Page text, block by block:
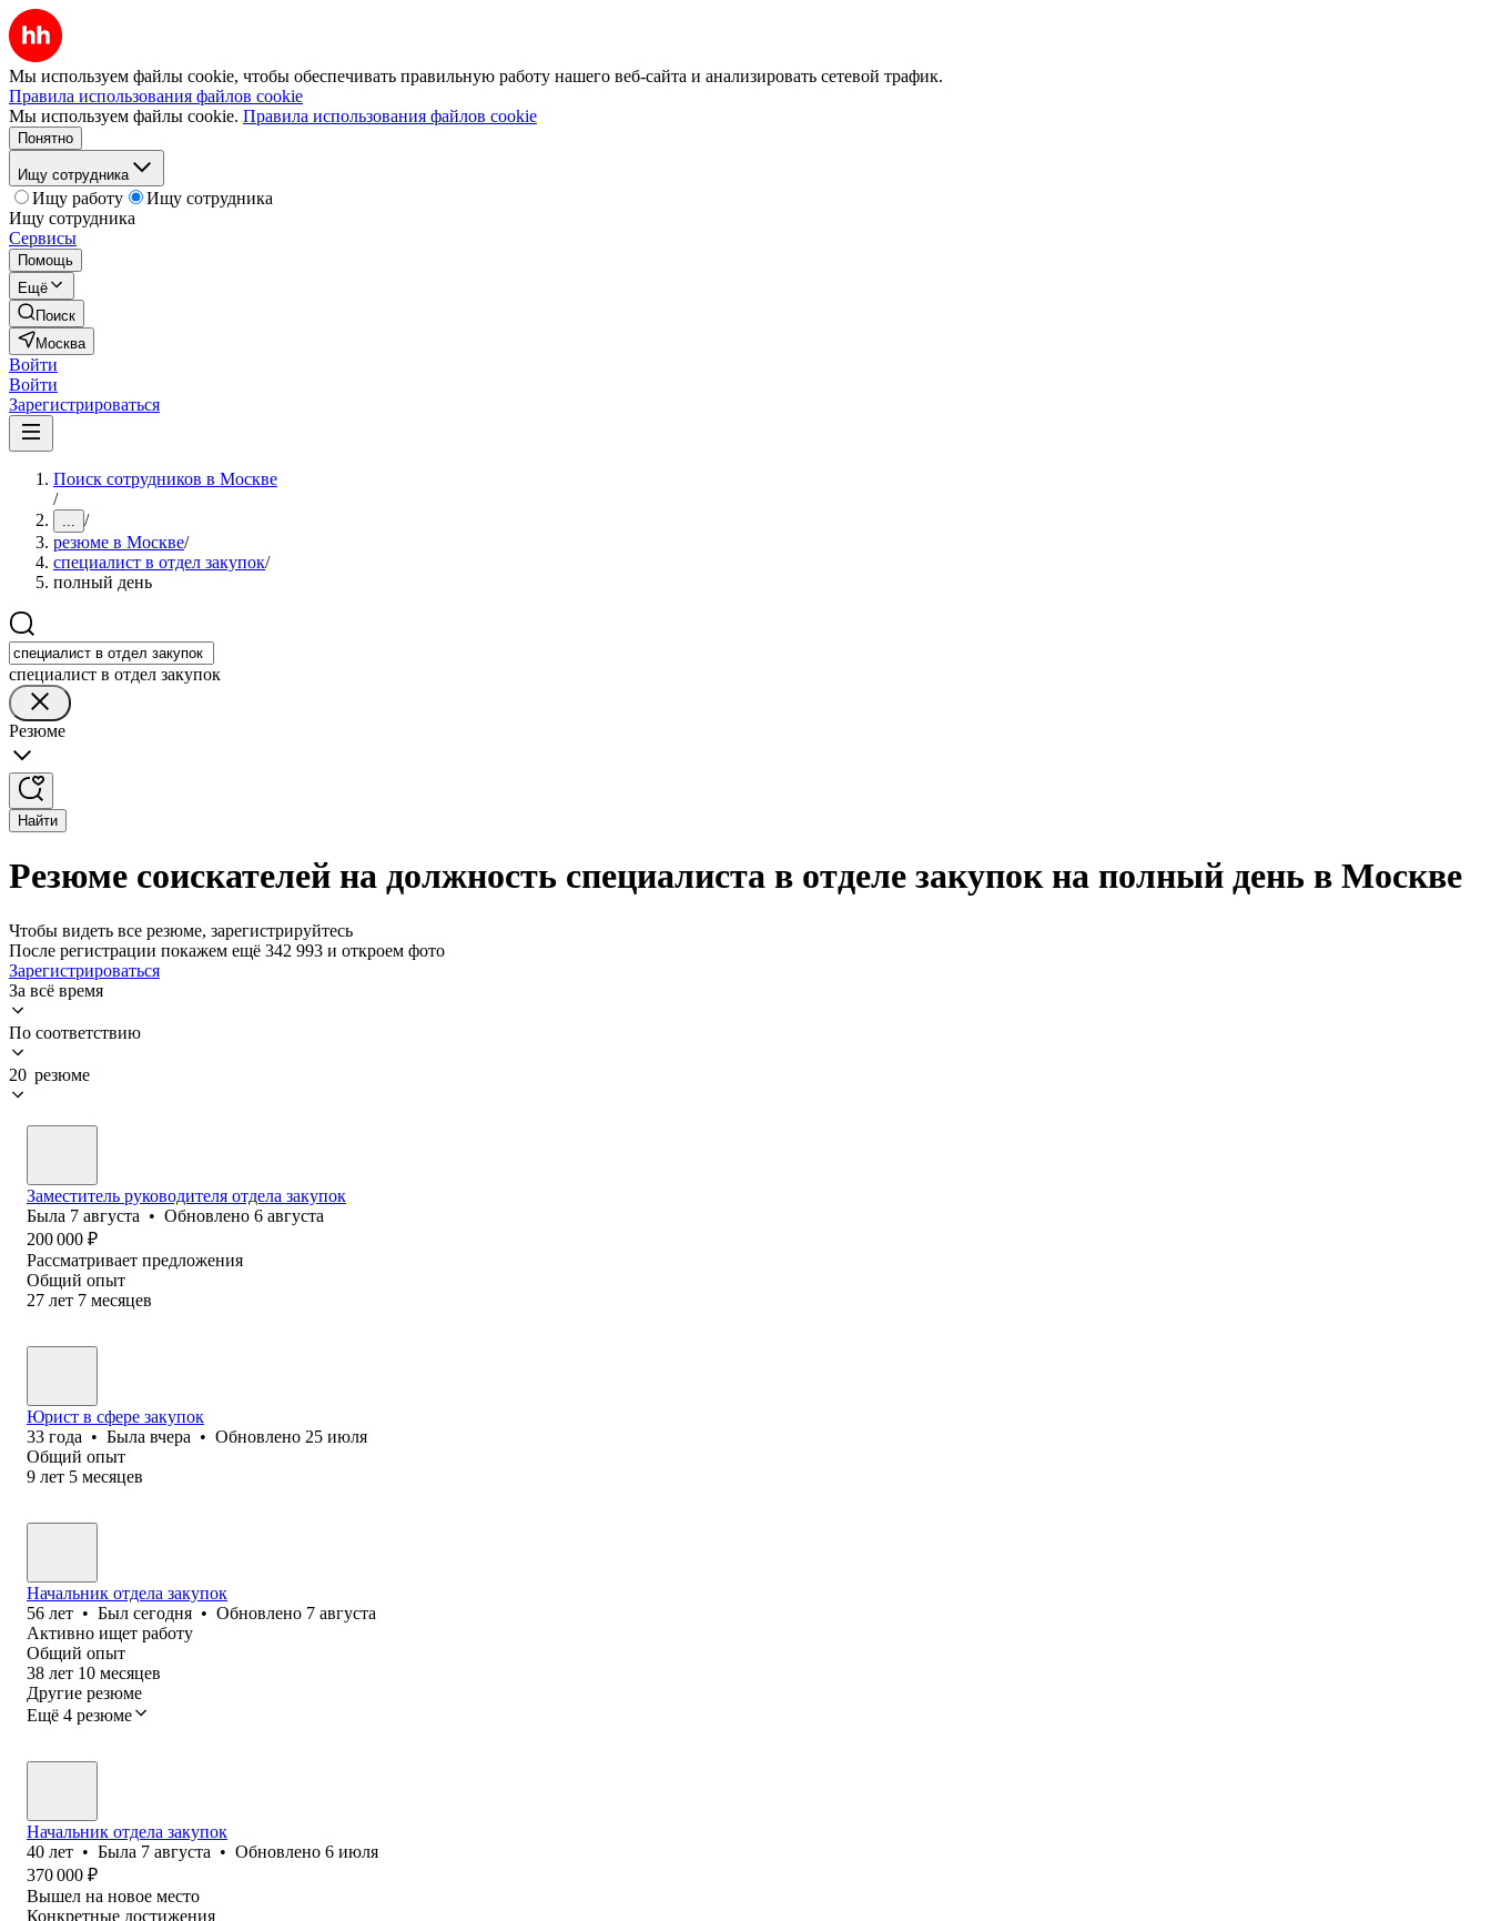
Мы используем файлы cookie, чтобы обеспечивать правильную работу нашего веб-сайта и анализировать сетевой трафик.
Правила использования файлов cookie
Мы используем файлы cookie. Правила использования файлов cookie
Понятно
Ищу сотрудника
Ищу работу
Ищу сотрудника
Ищу сотрудника
Сервисы
Помощь
Ещё
Поиск
Москва
Войти
Войти
Зарегистрироваться
Поиск сотрудников в Москве
/
... /
резюме в Москве/
специалист в отдел закупок/
полный день
специалист в отдел закупок
Резюме
Найти
Резюме соискателей на должность специалиста в отделе закупок на полный день в Москве
Чтобы видеть все резюме, зарегистрируйтесь
После регистрации покажем ещё 342 993 и откроем фото
Зарегистрироваться
За всё время
По соответствию
20 резюме
Заместитель руководителя отдела закупок
Была 7 августа • Обновлено 6 августа
200 000 ₽
Рассматривает предложения
Общий опыт
27 лет 7 месяцев
Юрист в сфере закупок
33 года • Была вчера • Обновлено 25 июля
Общий опыт
9 лет 5 месяцев
Начальник отдела закупок
56 лет • Был сегодня • Обновлено 7 августа
Активно ищет работу
Общий опыт
38 лет 10 месяцев
Другие резюме
Ещё 4 резюме
Начальник отдела закупок
40 лет • Была 7 августа • Обновлено 6 июля
370 000 ₽
Вышел на новое место
Конкретные достижения